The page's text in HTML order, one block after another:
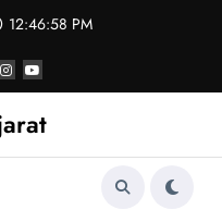
12:46:59 PM